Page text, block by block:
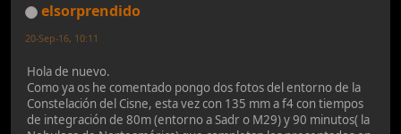
elsorprendido
20-Sep-16, 10:11
Hola de nuevo.
Como ya os he comentado pongo dos fotos del entorno de la
Constelación del Cisne, esta vez con 135 mm a f4 con tiempos
de integración de 80m (entorno a Sadr o M29) y 90 minutos( la